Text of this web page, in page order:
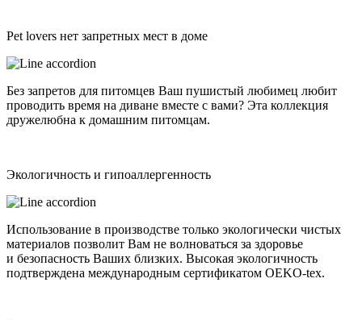
Pet lovers нет запретных мест в доме
Без запретов для питомцев Ваш пушистый любимец любит
проводить время на диване вместе с вами? Эта коллекция
дружелюбна к домашним питомцам.
Экологичность и гипоаллергенность
Использование в производстве только экологически чистых
материалов позволит Вам не волноваться за здоровье
и безопасность Ваших близких. Высокая экологичность
подтверждена международным сертификатом OEKO-tex.